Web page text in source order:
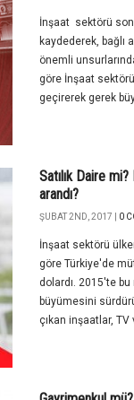
İnşaat sektörü son
kaydederek, bağlı
önemli
göre İnşaat
geçirerek gerek
Satılık Daire
arandı?
ŞUBAT 2ND, 2017 | 0
İnşaat sektörü
göre Türkiye'de
dolardı. 2015'te
büyümesini
çıkan inşaatlar,